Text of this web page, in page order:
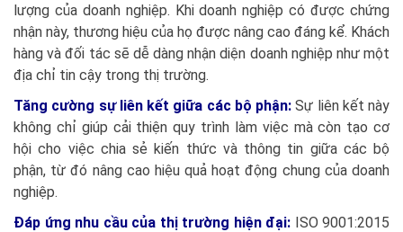
lượng của doanh nghiệp. Khi doanh nghiệp có được chứng
nhận này, thương hiệu của họ được nâng cao đáng kể. Khách
hàng và đối tác sẽ dễ dàng nhận diện doanh nghiệp như một
địa chỉ tin cậy trong thị trường.
Tăng cường sự liên kết giữa các bộ phận: Sự liên kết này
không chỉ giúp cải thiện quy trình làm việc mà còn tạo cơ
hội cho việc chia sẻ kiến thức và thông tin giữa các bộ
phận, từ đó nâng cao hiệu quả hoạt động chung của doanh
nghiệp.
Đáp ứng nhu cầu của thị trường hiện đại: ISO 9001:2015